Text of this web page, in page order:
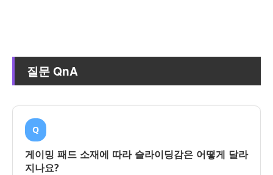
질문 QnA
Q
게이밍 패드 소재에 따라 슬라이딩감은 어떻게 달라
지나요?